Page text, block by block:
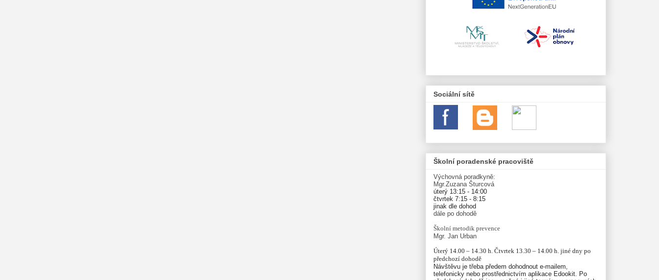
Sociální sítě
Školní poradenské pracoviště
Výchovná poradkyně:
Mgr.Zuzana Šturcová
úterý 13:15 - 14:00
čtvrtek 7:15 - 8:15
jinak dle dohod
dále po dohodě
Školní metodik prevence
Mgr. Jan Urban
Úterý 14.00 – 14.30 h. Čtvrtek 13.30 – 14.00 h. jiné dny po
předchozí dohodě
Návštěvu je třeba předem dohodnout e-mailem,
telefonicky nebo prostřednictvím aplikace Edookit. Po